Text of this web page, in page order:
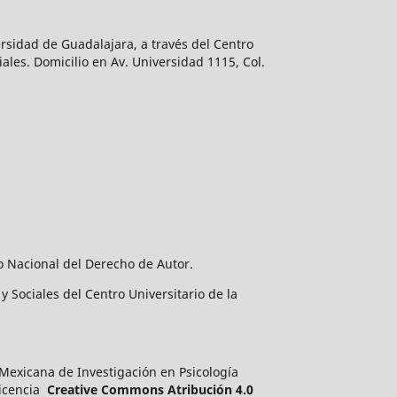
de Guadalajara, a través del Centro
Domicilio en Av. Universidad 1115, Col.
Nacional del Derecho de Autor.
Sociales del Centro Universitario de la
de Investigación en Psicología
Creative Commons Atribución 4.0